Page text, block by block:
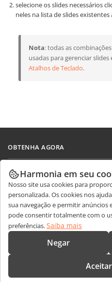
selecione os slides necessários
neles na lista de slides existentes
Nota: todas as
usadas para gerenciar
Atalhos de Teclado.
OBTENHA AGORA
Docs
DocSpace
Workspace
Conectores
Aplicativos para desktop
Aplicativos móveis
COLABORAR
Para colaboradores
Para tradutores
Para influenciadores
Vagas
RECEBA NOTÍCIAS
Blog
OBTER AJUDA
Fórum
Cursos de treinamento
CONTATE-NOS
Perguntas sobre vendas
Harmonia em seu
Nosso site usa cookies para
personalizada. Os cookies nos
sua navegação e permitir anúncios
pode consentir totalmente com o
preferências.Saiba mais
Negar